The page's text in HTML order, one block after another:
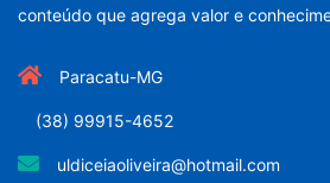
conteúdo que agrega valor e
Paracatu-MG
(38) 99915-4652
uldiceiaoliveira@hotmail.com